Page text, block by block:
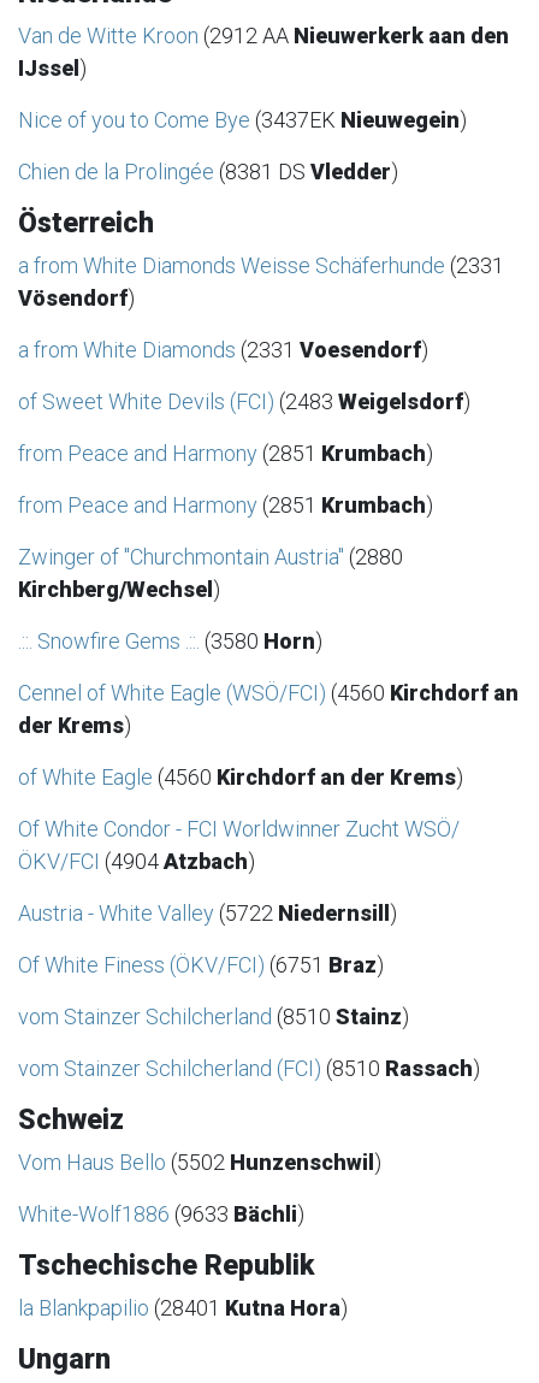
Van de Witte Kroon (2912 AA Nieuwerkerk aan den
IJssel )
Nice of you to Come Bye (3437EK Nieuwegein)
Chien de la Prolingée (8381 DS Vledder)
Österreich
a from White Diamonds Weisse Schäferhunde (2331
Vösendorf)
a from White Diamonds (2331 Voesendorf)
of Sweet White Devils (FCI) (2483 Weigelsdorf)
from Peace and Harmony (2851 Krumbach)
from Peace and Harmony (2851 Krumbach)
Zwinger of "Churchmontain Austria" (2880
Kirchberg/Wechsel )
.::. Snowfire Gems .::. (3580 Horn)
Cennel of White Eagle (WSÖ/FCI) (4560 Kirchdorf an
der Krems)
of White Eagle (4560 Kirchdorf an der Krems)
Of White Condor - FCI Worldwinner Zucht WSÖ/
ÖKV/FCI (4904Atzbach)
Austria - White Valley (5722 Niedernsill )
Of White Finess (ÖKV/FCI) (6751 Braz)
vom Stainzer Schilcherland (8510 Stainz)
vom Stainzer Schilcherland (FCI) (8510 Rassach)
Schweiz
Vom Haus Bello (5502 Hunzenschwil )
White-Wolf1886 (9633 Bächli)
Tschechische Republik
la Blankpapilio (28401 Kutna Hora)
Ungarn